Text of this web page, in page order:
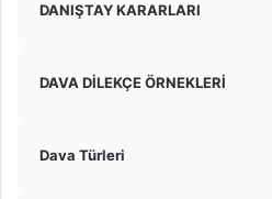
DANIŞTAY KARARLARI
DAVA DİLEKÇE ÖRNEKLERİ
Dava Türleri